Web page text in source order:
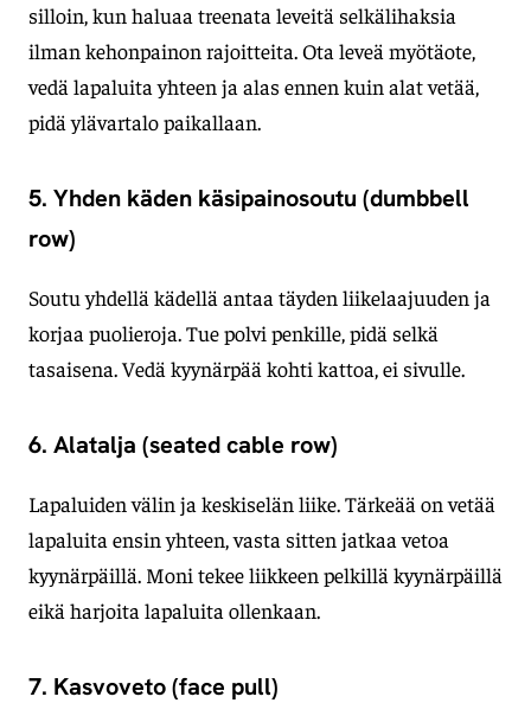
silloin, kun haluaa treenata leveitä selkälihaksia
ilman kehonpainon rajoitteita. Ota leveä myötäote,
vedä lapaluita yhteen ja alas ennen kuin alat vetää,
pidä ylävartalo paikallaan.
5. Yhden käden käsipainosoutu (dumbbell
row)
Soutu yhdellä kädellä antaa täyden liikelaajuuden ja
korjaa puolieroja. Tue polvi penkille, pidä selkä
tasaisena. Vedä kyynärpää kohti kattoa, ei sivulle.
6. Alatalja (seated cable row)
Lapaluiden välin ja keskiselän liike. Tärkeää on vetää
lapaluita ensin yhteen, vasta sitten jatkaa vetoa
kyynärpäillä. Moni tekee liikkeen pelkillä kyynärpäillä
eikä harjoita lapaluita ollenkaan.
7. Kasvoveto (face pull)